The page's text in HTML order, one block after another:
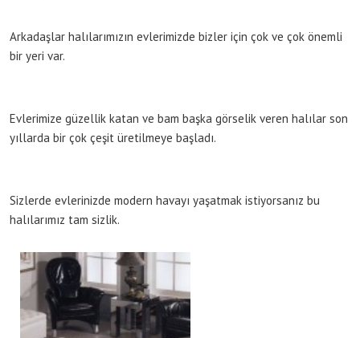
Arkadaşlar halılarımızın evlerimizde bizler için çok ve çok önemli
bir yeri var.
Evlerimize güzellik katan ve bam başka görselik veren halılar son
yıllarda bir çok çeşit üretilmeye başladı.
Sizlerde evlerinizde modern havayı yaşatmak istiyorsanız bu
halılarımız tam sizlik.